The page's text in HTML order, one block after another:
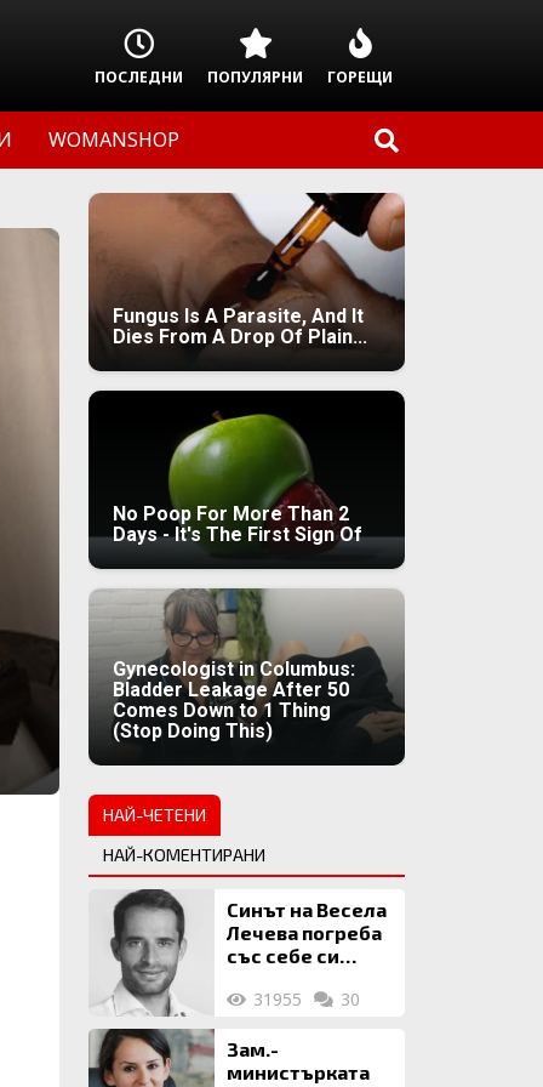
ПОСЛЕДНИ ПОПУЛЯРНИ ГОРЕЩИ
WOMANSHOP
Fungus Is A Parasite, And It
Dies From A Drop Of Plain...
No Poop For More Than 2
Days - It's The First Sign Of
Gynecologist in Columbus:
Bladder Leakage After 50
Comes Down to 1 Thing
(Stop Doing This)
НАЙ-ЧЕТЕНИ
НАЙ-КОМЕНТИРАНИ
Синът на Весела
Лечева погреба
със себе си
млн. евро
31955 30
Зам.-
министърката